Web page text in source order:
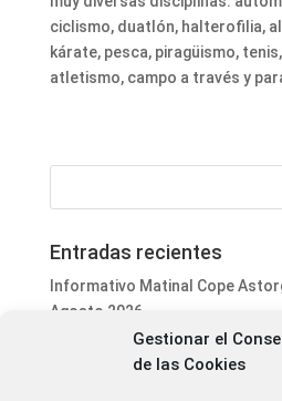
Gestionar el
de las Cookies
ciclismo, duatlón, halterofilia,
kárate, pesca, piragüismo,
atletismo, campo a través y
Entradas recientes
Informativo Matinal Cope
Agosto 2026
El bar “El Jardín” busca nuevo
de la empresa adjudicataria